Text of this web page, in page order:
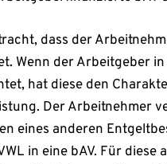
dass der
Wenn der Arbeitgeber
hat diese den
Der Arbeitnehmer
eines anderen
in eine bAV. Für